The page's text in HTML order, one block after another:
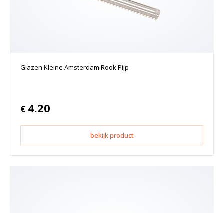
Glazen Kleine Amsterdam Rook Pijp
€ 4.20
bekijk product